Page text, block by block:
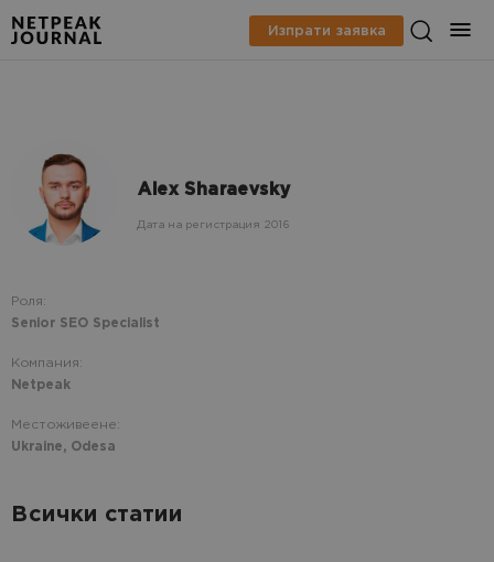
Изпрати заявка
Alex Sharaevsky
Дата на регистрация 2016
Роля:
Senior SEO Specialist
Компания:
Netpeak
Местоживеене:
Ukraine, Odesa
Всички статии